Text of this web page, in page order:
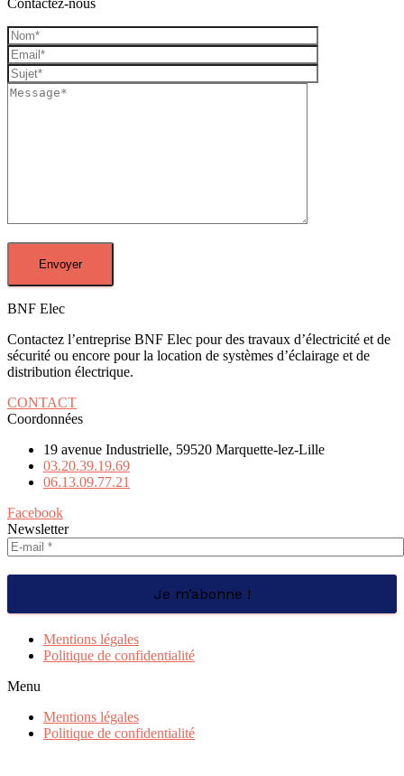
Contactez-nous
BNF Elec
Contactez l’entreprise BNF Elec pour des travaux d’électricité et de
sécurité ou encore pour la location de systèmes d’éclairage et de
distribution électrique.
CONTACT
Coordonnées
19 avenue Industrielle, 59520 Marquette-lez-Lille
03.20.39.19.69
06.13.09.77.21
Facebook
Newsletter
Mentions légales
Politique de confidentialité
Menu
Mentions légales
Politique de confidentialité